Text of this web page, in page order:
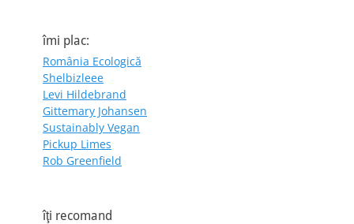
îmi plac:
România Ecologică
Shelbizleee
Levi Hildebrand
Gittemary Johansen
Sustainably Vegan
Pickup Limes
Rob Greenfield
îţi recomand